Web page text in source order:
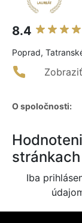
8.4
Poprad,
O spoločnosti:
stránkach
Iba